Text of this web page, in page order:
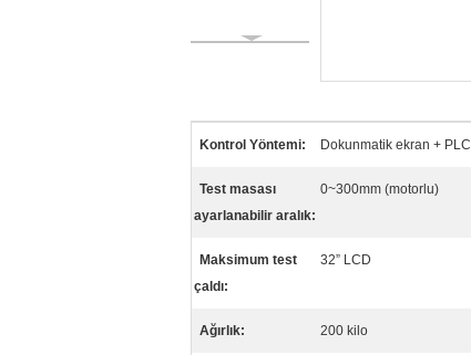
Kontrol Yöntemi: Dokunmatik ekran + PLC
Test masası
ayarlanabilir aralık:
0~300mm (motorlu)
Maksimum test
çaldı:
32” LCD
Ağırlık: 200 kilo